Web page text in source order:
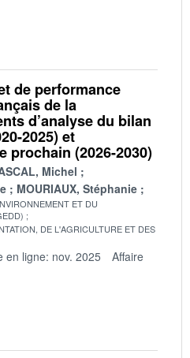
de performance
de la
d’analyse du bilan
2025) et
prochain (2026-2030)
Michel
MOURIAUX, Stéphanie
ET DU
DE L'AGRICULTURE ET DES
en ligne: nov. 2025
Affaire